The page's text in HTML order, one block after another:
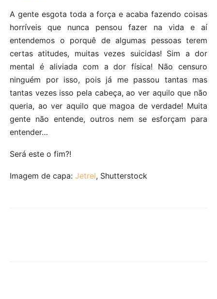
A gente esgota toda a força e acaba fazendo coisas
horríveis que nunca pensou fazer na vida e aí
entendemos o porquê de algumas pessoas terem
certas atitudes, muitas vezes suicidas! Sim a dor
mental é aliviada com a dor física! Não censuro
ninguém por isso, pois já me passou tantas mas
tantas vezes isso pela cabeça, ao ver aquilo que não
queria, ao ver aquilo que magoa de verdade! Muita
gente não entende, outros nem se esforçam para
entender…
Será este o fim?!
Imagem de capa: Jetrel, Shutterstock